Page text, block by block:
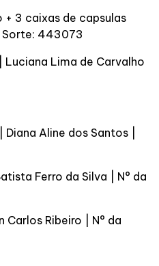
+ 3 caixas de capsulas
Sorte: 443073
Luciana Lima de Carvalho
Diana Aline dos Santos |
Ferro da Silva | N° da
Carlos Ribeiro | N° da